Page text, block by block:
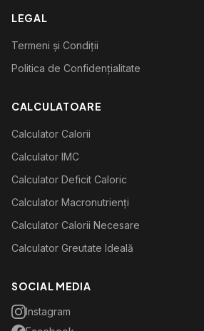
LEGAL
Termeni și Condiții
Politica de Confidențialitate
CALCULATOARE
Calculator Calorii
Calculator IMC
Calculator Deficit Caloric
Calculator Macronutrienți
Calculator Calorii Necesare
Calculator Greutate Ideală
SOCIAL MEDIA
Instagram